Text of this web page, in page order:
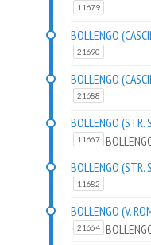
11679
BOLLENGO
21690
BOLLENGO
21688
BOLLENGO (STR.
11667
BOLLENGO (STR.
11682
BOLLENGO (V.
21664